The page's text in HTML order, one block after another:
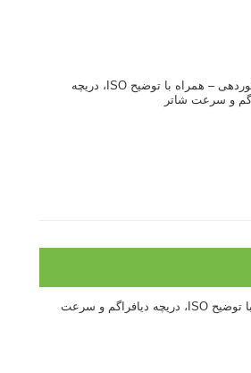
درک نوردهی – همراه با توضیح ISO، دریچه
و سرعت شاتر
درک نوردهی – همراه با توضیح ISO، دریچه دیافراگم و سرعت